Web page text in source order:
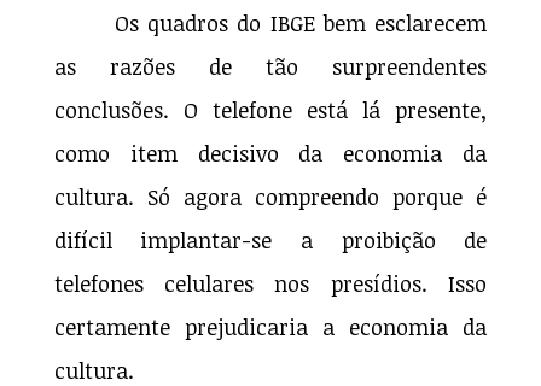
Os quadros do IBGE bem esclarecem
as razões de tão surpreendentes
conclusões. O telefone está lá presente,
como item decisivo da economia da
cultura. Só agora compreendo porque é
difícil implantar-se a proibição de
telefones celulares nos presídios. Isso
certamente prejudicaria a economia da
cultura.